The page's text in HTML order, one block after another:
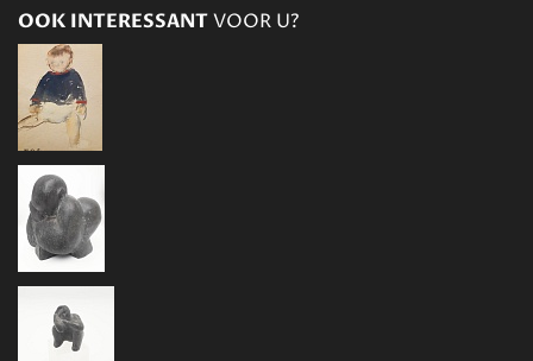
OOK INTERESSANTVOOR U?